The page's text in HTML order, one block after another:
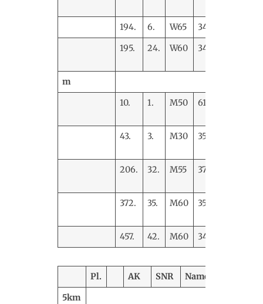
194.
6. W65 347
195.
24. W60 346
m
10.
1. M50 615
43.
3. M30 350
206.
32. M55 377
372.
35. M60 351
457.
42. M60 348
Pl. AK SNR Name
5km